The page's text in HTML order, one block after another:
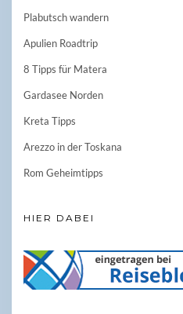
Plabutsch wandern
Apulien Roadtrip
8 Tipps für Matera
Gardasee Norden
Kreta Tipps
Arezzo in der Toskana
Rom Geheimtipps
HIER DABEI